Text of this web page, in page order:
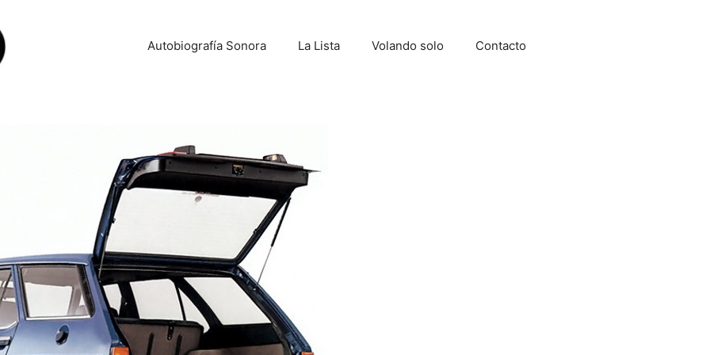
Autobiografía Sonora La Lista Volando solo Contacto